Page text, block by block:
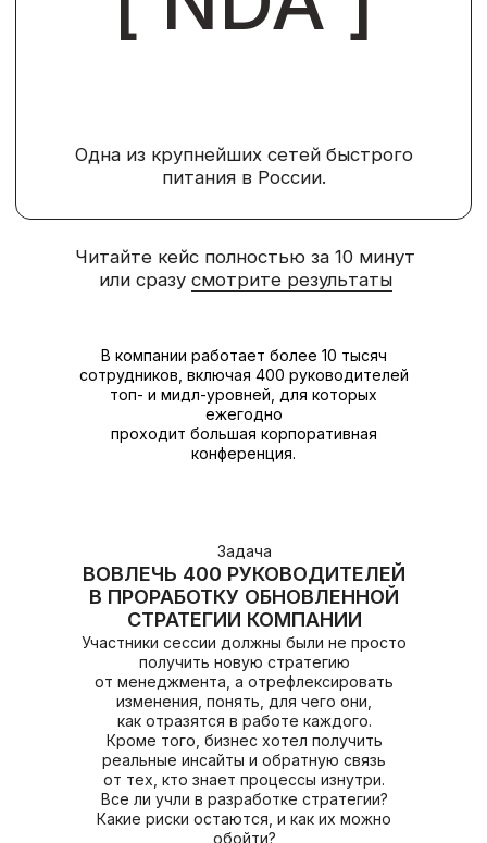
В компании работает более 10 тысяч
сотрудников, включая 400 руководителей
топ- и мидл-уровней, для которых
ежегодно
проходит большая корпоративная
конференция.
Задача
ВОВЛЕЧЬ 400 РУКОВОДИТЕЛЕЙ
В ПРОРАБОТКУ ОБНОВЛЕННОЙ
СТРАТЕГИИ КОМПАНИИ
Участники сессии должны были не просто
получить новую стратегию
от менеджмента, а отрефлексировать
изменения, понять, для чего они,
как отразятся в работе каждого.
Кроме того, бизнес хотел получить
реальные инсайты и обратную связь
от тех, кто знает процессы изнутри.
Все ли учли в разработке стратегии?
Какие риски остаются, и как их можно
обойти?